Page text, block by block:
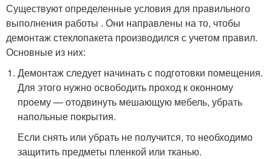
Существуют определенные условия для правильного
выполнения работы . Они направлены на то, чтобы
демонтаж стеклопакета производился с учетом правил.
Основные из них:
Демонтаж следует начинать с подготовки помещения.
Для этого нужно освободить проход к оконному
проему — отодвинуть мешающую мебель, убрать
напольные покрытия.
Если снять или убрать не получится, то необходимо
защитить предметы пленкой или тканью.